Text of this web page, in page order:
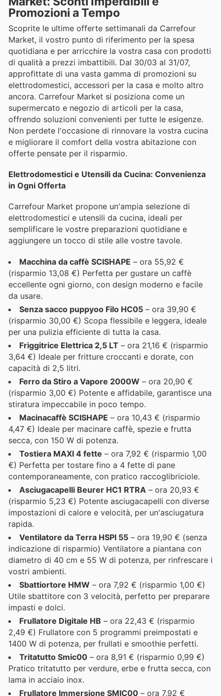
Promozioni a Tempo
Scoprite le ultime offerte settimanali da Carrefour
Market, il vostro punto di riferimento per la spesa
quotidiana e per arricchire la vostra casa con prodotti
di qualità a prezzi imbattibili. Dal 30/03 al 31/07,
approfittate di una vasta gamma di promozioni su
elettrodomestici, accessori per la casa e molto altro
ancora. Carrefour Market si posiziona come un
supermercato e negozio di articoli per la casa,
offrendo soluzioni convenienti per tutte le esigenze.
Non perdete l'occasione di rinnovare la vostra cucina
e migliorare il comfort della vostra abitazione con
offerte pensate per il risparmio.
Elettrodomestici e Utensili da Cucina: Convenienza
in Ogni Offerta
Carrefour Market propone un'ampia selezione di
elettrodomestici e utensili da cucina, ideali per
semplificare le vostre preparazioni quotidiane e
aggiungere un tocco di stile alle vostre tavole.
Macchina da caffè SCISHAPE – ora 55,92 €
(risparmio 13,08 €) Perfetta per gustare un caffè
eccellente ogni giorno, con design moderno e facile
da usare.
Senza sacco puppyoo Filo HC05 – ora 39,90 €
(risparmio 30,00 €) Scopa flessibile e leggera, ideale
per una pulizia efficiente di tutta la casa.
Friggitrice Elettrica 2,5 LT – ora 21,16 € (risparmio
3,64 €) Ideale per fritture croccanti e dorate, con
capacità di 2,5 litri.
Ferro da Stiro a Vapore 2000W – ora 20,90 €
(risparmio 3,00 €) Potente e affidabile, garantisce una
stiratura impeccabile in poco tempo.
Macinacaffè SCISHAPE – ora 10,43 € (risparmio
4,47 €) Ideale per macinare caffè, spezie e frutta
secca, con 150 W di potenza.
Tostiera MAXI 4 fette – ora 7,92 € (risparmio 1,00
€) Perfetta per tostare fino a 4 fette di pane
contemporaneamente, con pratico raccoglibriciole.
Asciugacapelli Beurer HC1 RTRA – ora 20,93 €
(risparmio 5,23 €) Potente asciugacapelli con diverse
impostazioni di calore e velocità, per un'asciugatura
rapida.
Ventilatore da Terra HSPI 55 – ora 19,90 € (senza
indicazione di risparmio) Ventilatore a piantana con
diametro di 40 cm e 55 W di potenza, per rinfrescare i
vostri ambienti.
Sbattiortore HMW – ora 7,92 € (risparmio 1,00 €)
Utile sbattitore con 3 velocità, perfetto per preparare
impasti e dolci.
Frullatore Digitale HB – ora 22,43 € (risparmio
2,49 €) Frullatore con 5 programmi preimpostati e
1400 W di potenza, per frullati e smoothie perfetti.
Tritatutto Smic00 – ora 8,91 € (risparmio 0,99 €)
Pratico tritatutto per verdure, erbe e frutta secca, con
lama in acciaio inox.
Frullatore Immersione SMIC00 – ora 7,92 €